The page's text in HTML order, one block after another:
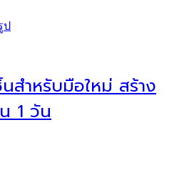
ป
สำหรับมือใหม่ สร้าง
1 วัน